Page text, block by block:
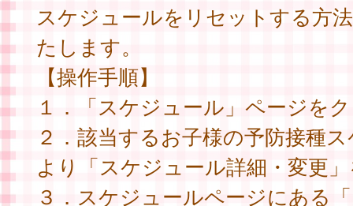
スケジュールをリセットする方
たします。
【操作手順】
１．「スケジュール」ページを
２．該当するお子様の予防接種
より「スケジュール詳細・変更
３．スケジュールページにある